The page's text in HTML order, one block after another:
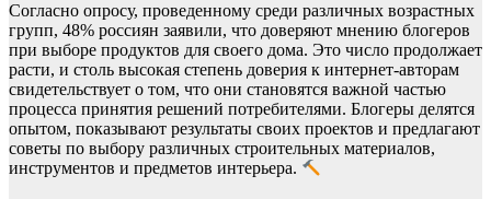
Согласно опросу, проведенному среди различных возрастных
групп, 48% россиян заявили, что доверяют мнению блогеров
при выборе продуктов для своего дома. Это число продолжает
расти, и столь высокая степень доверия к интернет-авторам
свидетельствует о том, что они становятся важной частью
процесса принятия решений потребителями. Блогеры делятся
опытом, показывают результаты своих проектов и предлагают
советы по выбору различных строительных материалов,
инструментов и предметов интерьера.